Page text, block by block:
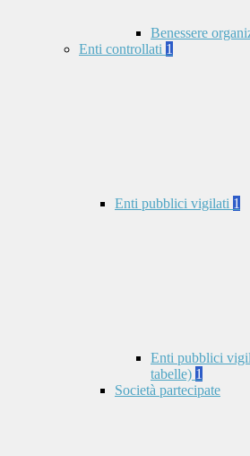
Benessere
Enti controllati 1
Enti pubblici vigilati 1
Enti pubblici
tabelle) 1
Società partecipate